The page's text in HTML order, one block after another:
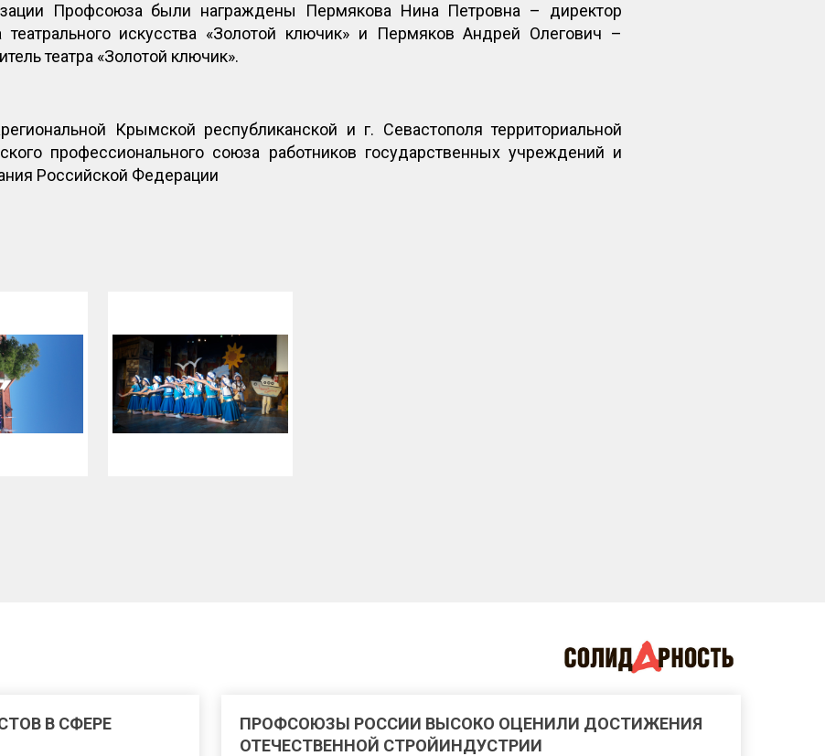
Профсоюза были награждены Пермякова Нина Петровна – директор
театрального искусства «Золотой ключик» и Пермяков Андрей Олегович –
театра «Золотой ключик».
Крымской республиканской и г. Севастополя территориальной
профессионального союза работников государственных учреждений и
Российской Федерации
В СФЕРЕ
ПРОФСОЮЗЫ РОССИИ ВЫСОКО ОЦЕНИЛИ ДОСТИЖЕНИЯ
ОТЕЧЕСТВЕННОЙ СТРОЙИНДУСТРИИ